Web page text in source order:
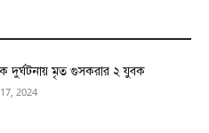
দুর্ঘটনায় মৃত গুসকরার ২ যুবক
2024